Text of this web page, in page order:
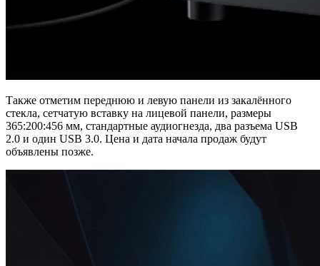
Также отметим переднюю и левую панели из закалённого
стекла, сетчатую вставку на лицевой панели, размеры
365:200:456 мм, стандартные аудиогнезда, два разъема USB
2.0 и один USB 3.0. Цена и дата начала продаж будут
объявлены позже.